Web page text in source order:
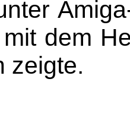
dem
zeigte.